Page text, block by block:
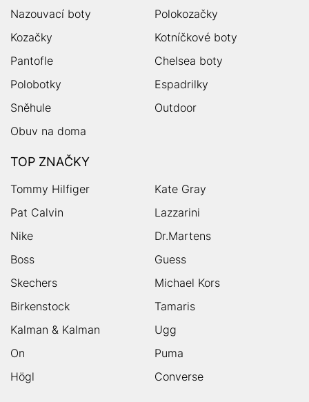
Nazouvací boty
Polokozačky
Kozačky
Kotníčkové boty
Pantofle
Chelsea boty
Polobotky
Espadrilky
Sněhule
Outdoor
Obuv na doma
TOP ZNAČKY
Tommy Hilfiger
Kate Gray
Pat Calvin
Lazzarini
Nike
Dr.Martens
Boss
Guess
Skechers
Michael Kors
Birkenstock
Tamaris
Kalman & Kalman
Ugg
On
Puma
Högl
Converse